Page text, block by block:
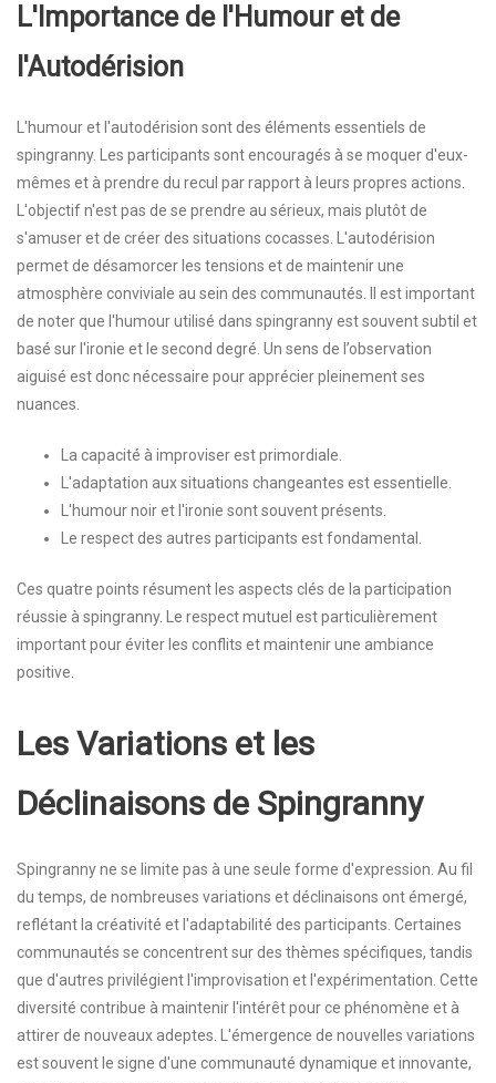
L'Importance de l'Humour et de
l'Autodérision
L'humour et l'autodérision sont des éléments essentiels de
spingranny. Les participants sont encouragés à se moquer d'eux-
mêmes et à prendre du recul par rapport à leurs propres actions.
L'objectif n'est pas de se prendre au sérieux, mais plutôt de
s'amuser et de créer des situations cocasses. L'autodérision
permet de désamorcer les tensions et de maintenir une
atmosphère conviviale au sein des communautés. Il est important
de noter que l'humour utilisé dans spingranny est souvent subtil et
basé sur l'ironie et le second degré. Un sens de l’observation
aiguisé est donc nécessaire pour apprécier pleinement ses
nuances.
La capacité à improviser est primordiale.
L'adaptation aux situations changeantes est essentielle.
L'humour noir et l'ironie sont souvent présents.
Le respect des autres participants est fondamental.
Ces quatre points résument les aspects clés de la participation
réussie à spingranny. Le respect mutuel est particulièrement
important pour éviter les conflits et maintenir une ambiance
positive.
Les Variations et les
Déclinaisons de Spingranny
Spingranny ne se limite pas à une seule forme d'expression. Au fil
du temps, de nombreuses variations et déclinaisons ont émergé,
reflétant la créativité et l'adaptabilité des participants. Certaines
communautés se concentrent sur des thèmes spécifiques, tandis
que d'autres privilégient l'improvisation et l'expérimentation. Cette
diversité contribue à maintenir l'intérêt pour ce phénomène et à
attirer de nouveaux adeptes. L'émergence de nouvelles variations
est souvent le signe d'une communauté dynamique et innovante,